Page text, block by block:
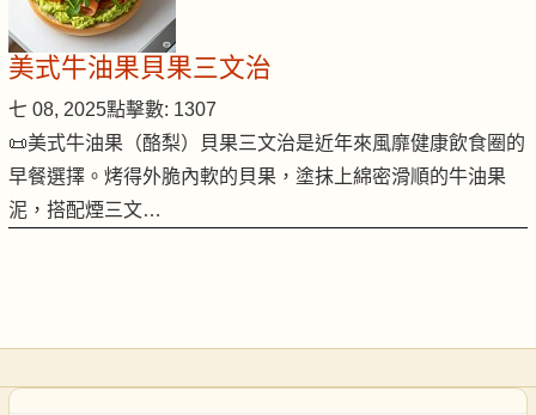
美式牛油果貝果三文治
七 08, 2025點擊數: 1307
📜美式牛油果（酪梨）貝果三文治是近年來風靡健康飲食圈的
早餐選擇。烤得外脆內軟的貝果，塗抹上綿密滑順的牛油果
泥，搭配煙三文…